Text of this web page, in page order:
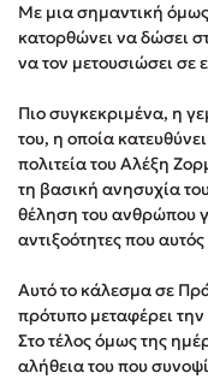
Mimi Matthews
Benzamin Bécue
Teo Benedetti
Τζένη
Emily Henry
Ali Hazelwood
Pierdomenico
Δανάη Ιμπραχήμ
Με μια σημαντική
κατορθώνει να δώσει
να τον μετουσιώσει
Πιο συγκεκριμένα, η
του, η οποία
πολιτεία του Αλέξη
τη βασική ανησυχία
θέληση του ανθρώπου
αντιξοότητες που
Αυτό το κάλεσμα σε
πρότυπο μεταφέρει
Στο τέλος όμως της
αλήθεια του που